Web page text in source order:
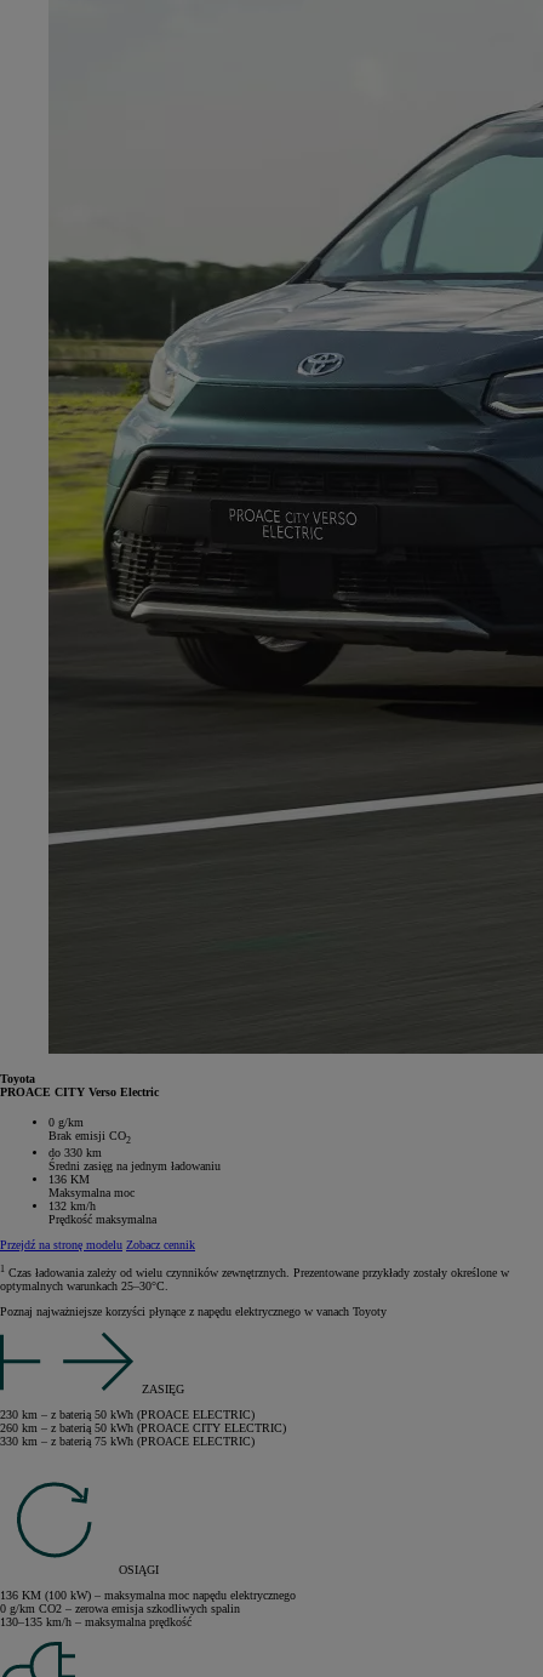
Toyota
PROACE CITY Verso Electric
0 g/km
Brak emisji CO2
do 330 km
Średni zasięg na jednym ładowaniu
136 KM
Maksymalna moc
132 km/h
Prędkość maksymalna
Przejdź na stronę modelu Zobacz cennik
1 Czas ładowania zależy od wielu czynników zewnętrznych. Prezentowane przykłady zostały określone w
optymalnych warunkach 25–30°C.
Poznaj najważniejsze korzyści płynące z napędu elektrycznego w vanach Toyoty
ZASIĘG
230 km – z baterią 50 kWh (PROACE ELECTRIC)
260 km – z baterią 50 kWh (PROACE CITY ELECTRIC)
330 km – z baterią 75 kWh (PROACE ELECTRIC)
OSIĄGI
136 KM (100 kW) – maksymalna moc napędu elektrycznego
0 g/km CO2 – zerowa emisja szkodliwych spalin
130–135 km/h – maksymalna prędkość